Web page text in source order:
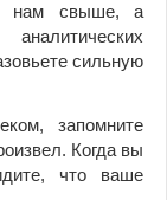
нам свыше, а
сильную
запомните
Когда вы
что ваше